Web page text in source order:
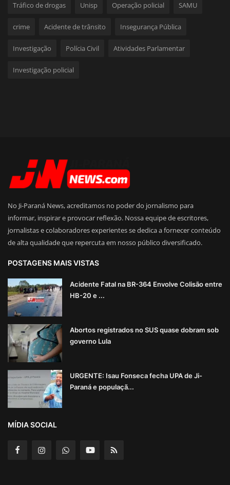
Tráfico de drogas Unisp Operação policial SAMU
crime Acidente de trânsito Insegurança Pública
Investigação Polícia Civil Atividades Parlamentar
Investigação policial
No Ji-Paraná News, acreditamos no poder do jornalismo para
informar, inspirar e provocar reflexão. Nossa equipe de escritores,
jornalistas e colaboradores experientes se dedica a fornecer conteúdo
de alta qualidade que repercuta em nosso público diversificado.
POSTAGENS MAIS VISTAS
Acidente Fatal na BR-364 Envolve Colisão entre
HB-20 e ...
Abortos registrados no SUS quase dobram sob
governo Lula
URGENTE: Isau Fonseca fecha UPA de Ji-
Paraná e populaçã...
MÍDIA SOCIAL